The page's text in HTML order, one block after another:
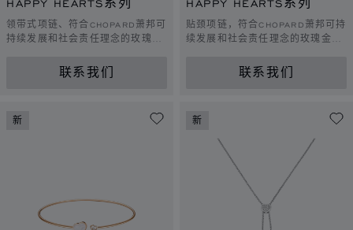
HAPPY HEARTS系列
领带式项链、符合CHOPARD萧邦可
持续发展和社会责任理念的玫瑰
联系我们
HAPPY HEARTS系列
贴颈项链，符合CHOPARD萧邦可持
续发展和社会责任理念的玫瑰金，
联系我们
新 新